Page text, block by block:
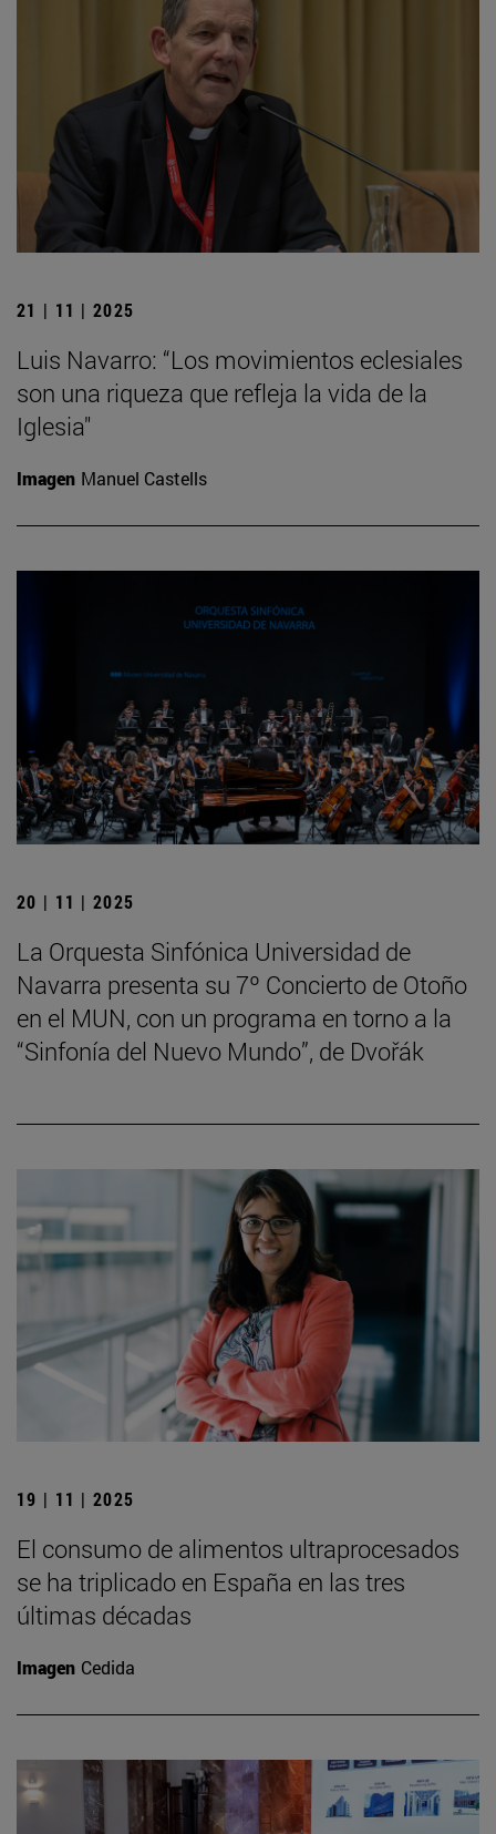
21 | 11 | 2025
Luis Navarro: “Los movimientos eclesiales
son una riqueza que refleja la vida de la
Iglesia"
Imagen Manuel Castells
20 | 11 | 2025
La Orquesta Sinfónica Universidad de
Navarra presenta su 7º Concierto de Otoño
en el MUN, con un programa en torno a la
“Sinfonía del Nuevo Mundo”, de Dvořák
19 | 11 | 2025
El consumo de alimentos ultraprocesados
se ha triplicado en España en las tres
últimas décadas
Imagen Cedida